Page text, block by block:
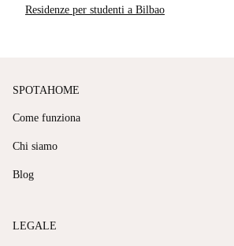
Residenze per studenti a Bilbao
SPOTAHOME
Come funziona
Chi siamo
Blog
LEGALE